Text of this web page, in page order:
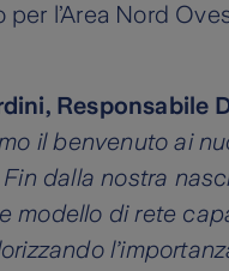
l’Area Nord
Responsabile
il benvenuto ai
dalla nostra
modello di rete